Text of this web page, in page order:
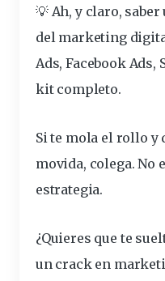
💡 Ah, y claro,
del marketing
Ads, Facebook
kit completo.
Si te mola el rollo y
movida, colega. No
estrategia.
¿Quieres que te
un crack en